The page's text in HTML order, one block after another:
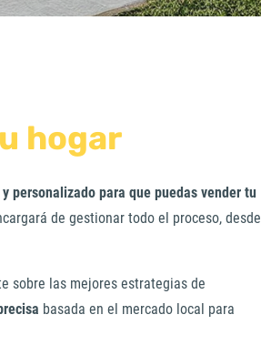
hogar
personalizado para que puedas vender tu
de gestionar todo el proceso, desde
sobre las mejores estrategias de
basada en el mercado local para